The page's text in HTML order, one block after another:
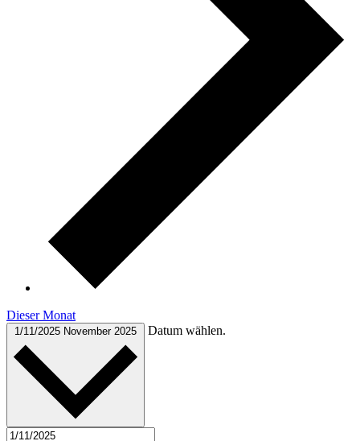
Dieser Monat
1/11/2025 November 2025 Datum wählen.